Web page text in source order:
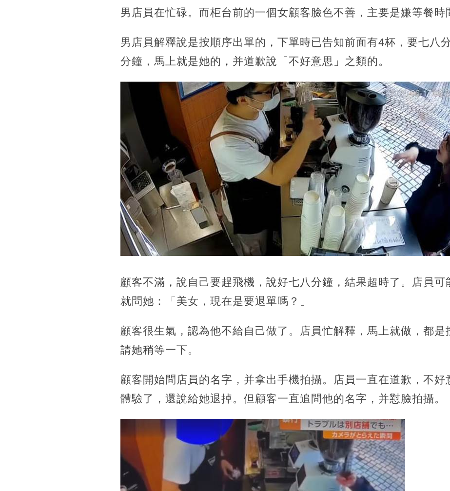
男店員在忙碌。而柜台前的一個女顧客臉色不善，主要是嫌等餐時
男店員解釋說是按順序出單的，下單時已告知前面有4杯，要七八
分鐘，馬上就是她的，并道歉說「不好意思」之類的。
顧客不滿，說自己要趕飛機，說好七八分鐘，結果超時了。店員可
就問她：「美女，現在是要退單嗎？」
顧客很生氣，認為他不給自己做了。店員忙解釋，馬上就做，都是
請她稍等一下。
顧客開始問店員的名字，并拿出手機拍攝。店員一直在道歉，不好
體驗了，還說給她退掉。但顧客一直追問他的名字，并懟臉拍攝。